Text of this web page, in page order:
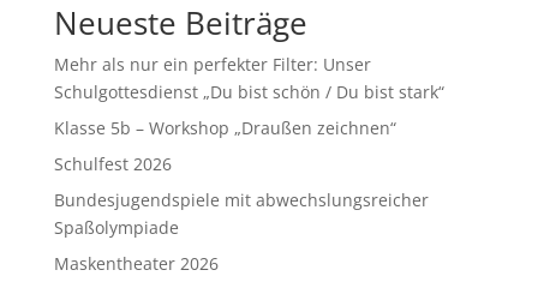
Neueste Beiträge
Mehr als nur ein perfekter Filter: Unser
Schulgottesdienst „Du bist schön / Du bist stark“
Klasse 5b – Workshop „Draußen zeichnen“
Schulfest 2026
Bundesjugendspiele mit abwechslungsreicher
Spaßolympiade
Maskentheater 2026